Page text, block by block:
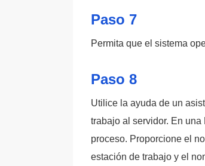
Paso 7
Permita que el sistema
Paso 8
Utilice la ayuda de un
trabajo al servidor. En
proceso. Proporcione el
estación de trabajo y el